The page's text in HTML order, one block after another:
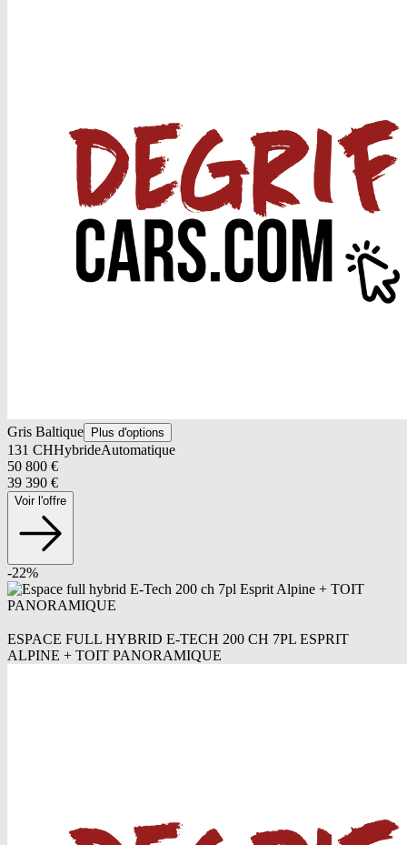
Gris Baltique Plus d'options
131 CHHybrideAutomatique
50 800 €
39 390 €
Voir l'offre
-22%
ESPACE FULL HYBRID E-TECH 200 CH 7PL ESPRIT
ALPINE + TOIT PANORAMIQUE